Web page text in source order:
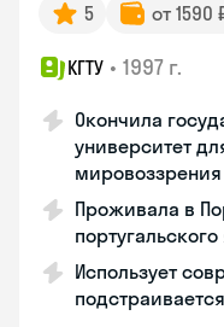
5 от 1590
КГТУ • 1997 г.
Окончила
университет
мировоззрения
Проживала в
Использует